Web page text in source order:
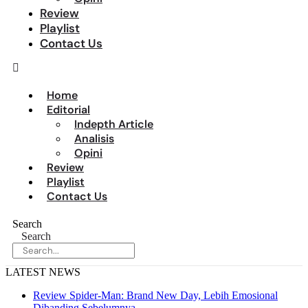
Review
Playlist
Contact Us
Home
Editorial
Indepth Article
Analisis
Opini
Review
Playlist
Contact Us
Search
Search
LATEST NEWS
Review Spider-Man: Brand New Day, Lebih Emosional